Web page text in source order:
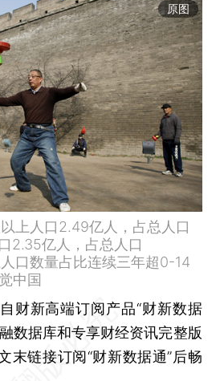
原图
上人口2.49亿人，占总人口
2.35亿人，占总人口
口数量占比连续三年超0-14
中国
新高端订阅产品“财新数据
数据库和专享财经资讯完整版
末链接订阅“财新数据通”后畅